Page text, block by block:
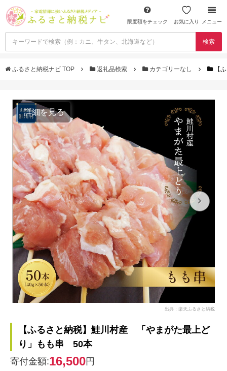
限度額をチェック お気に入り メニュー
検索
ふるさと納税ナビ TOP 返礼品検索 カテゴリーなし 【
詳細を見る
出典：楽天ふるさと納税
【ふるさと納税】鮭川村産 「やまがた最上ど
り」もも串 50本
寄付金額:16,500円